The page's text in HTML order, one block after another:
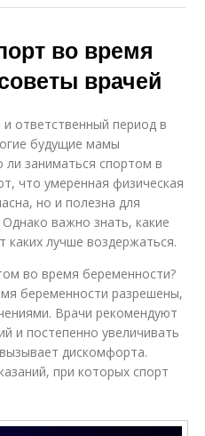
во время
врачей
ответственный период в
будущие мамы
заниматься спортом в
что умеренная физическая
но и полезна для
важно знать, какие
каких лучше воздержаться.
во время беременности?
беременности разрешены,
Врачи рекомендуют
и постепенно увеличивать
дискомфорта.
при которых спорт